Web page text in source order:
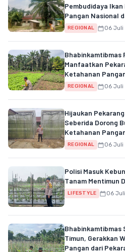
Pembudidaya
Pangan Nasional
REGIONAL 06 Juli
Bhabinkamtibmas
Manfaatkan
Ketahanan
REGIONAL 06 Juli
Hijaukan
Seberida Dorong
Ketahanan
REGIONAL 06 Juli
Polisi Masuk
Tanam Mentimun
LIFESTYLE 06
Bhabinkamtibmas
Timun, Gerakkan
Pangan dari